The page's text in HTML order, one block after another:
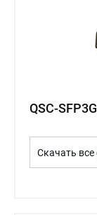
QSC-
Скачать